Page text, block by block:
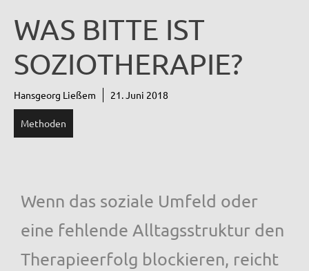
WAS BITTE IST
SOZIOTHERAPIE?
Hansgeorg Ließem 21. Juni 2018
Methoden
Wenn das soziale Umfeld oder
eine fehlende Alltagsstruktur den
Therapieerfolg blockieren, reicht